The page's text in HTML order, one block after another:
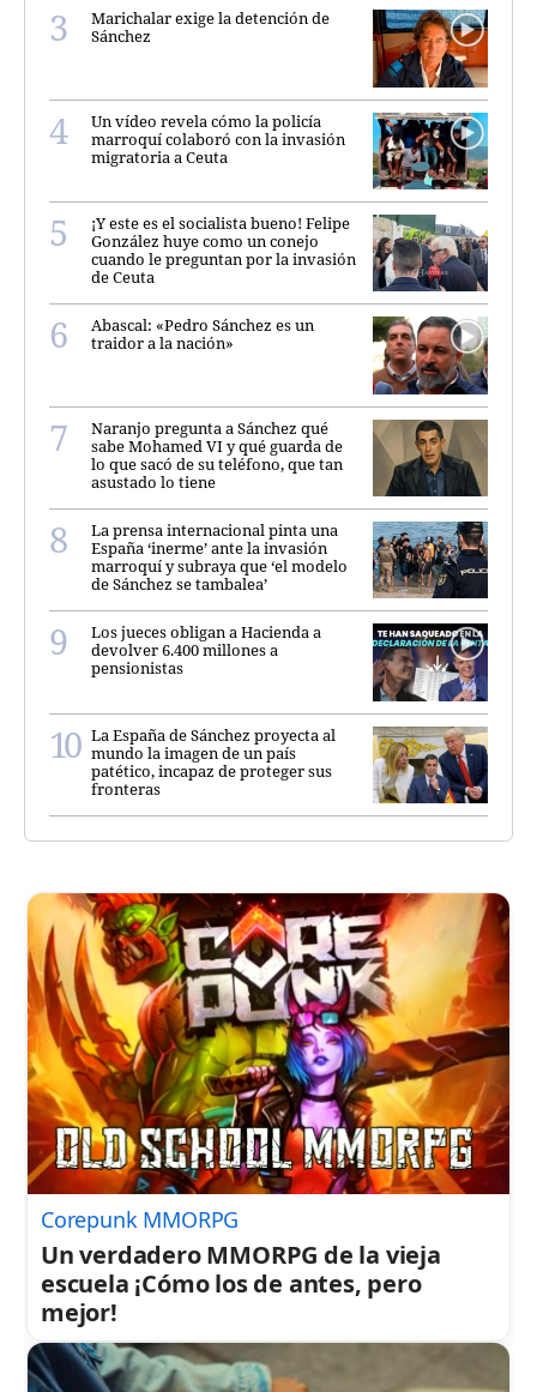
Marichalar exige la detención de
Sánchez
Un vídeo revela cómo la policía
marroquí colaboró con la invasión
migratoria a Ceuta
¡Y este es el socialista bueno! Felipe
González huye como un conejo
cuando le preguntan por la invasión
de Ceuta
Abascal: «Pedro Sánchez es un
traidor a la nación»
Naranjo pregunta a Sánchez qué
sabe Mohamed VI y qué guarda de
lo que sacó de su teléfono, que tan
asustado lo tiene
La prensa internacional pinta una
España ‘inerme’ ante la invasión
marroquí y subraya que ‘el modelo
de Sánchez se tambalea’
Los jueces obligan a Hacienda a
devolver 6.400 millones a
pensionistas
La España de Sánchez proyecta al
mundo la imagen de un país
patético, incapaz de proteger sus
fronteras
Corepunk MMORPG
Un verdadero MMORPG de la vieja
escuela ¡Cómo los de antes, pero
mejor!